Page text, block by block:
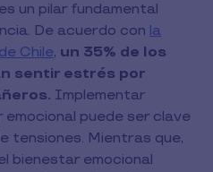
un pilar fundamental
De acuerdo con la
Chile, un 35% de los
sentir estrés por
Implementar
puede ser clave
tensiones. Mientras que,
bienestar emocional